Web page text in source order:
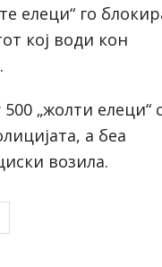
елеци“ го
кој води кон
„жолти елеци“
а беа
возила.